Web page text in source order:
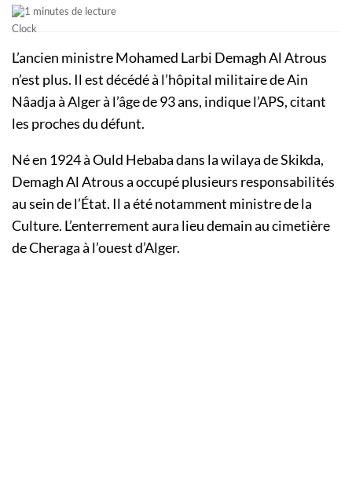
1 minutes de lecture
L’ancien ministre Mohamed Larbi Demagh Al Atrous
n’est plus. Il est décédé à l’hôpital militaire de Ain
Nâadja à Alger à l’âge de 93 ans, indique l’APS, citant
les proches du défunt.
Né en 1924 à Ould Hebaba dans la wilaya de Skikda,
Demagh Al Atrous a occupé plusieurs responsabilités
au sein de l’État. Il a été notamment ministre de la
Culture. L’enterrement aura lieu demain au cimetière
de Cheraga à l’ouest d’Alger.